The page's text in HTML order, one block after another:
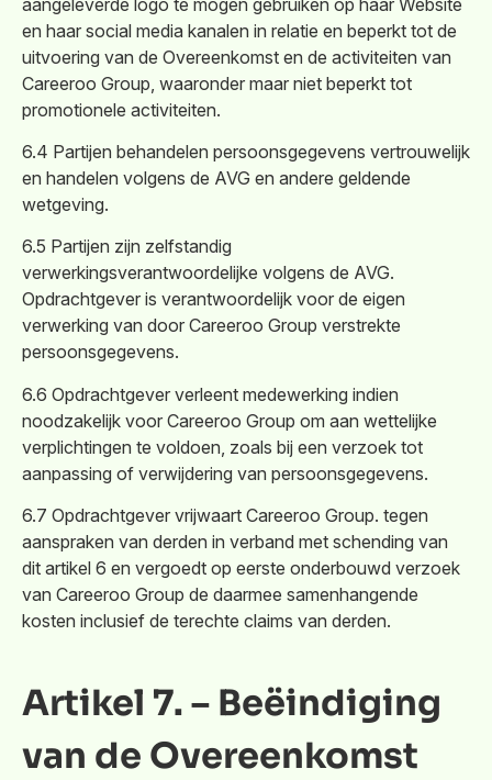
en haar social media kanalen in relatie en beperkt tot de
uitvoering van de Overeenkomst en de activiteiten van
Careeroo Group, waaronder maar niet beperkt tot
promotionele activiteiten.
6.4 Partijen behandelen persoonsgegevens vertrouwelijk
en handelen volgens de AVG en andere geldende
wetgeving.
6.5 Partijen zijn zelfstandig
verwerkingsverantwoordelijke volgens de AVG.
Opdrachtgever is verantwoordelijk voor de eigen
verwerking van door Careeroo Group verstrekte
persoonsgegevens.
6.6 Opdrachtgever verleent medewerking indien
noodzakelijk voor Careeroo Group om aan wettelijke
verplichtingen te voldoen, zoals bij een verzoek tot
aanpassing of verwijdering van persoonsgegevens.
6.7 Opdrachtgever vrijwaart Careeroo Group. tegen
aanspraken van derden in verband met schending van
dit artikel 6 en vergoedt op eerste onderbouwd verzoek
van Careeroo Group de daarmee samenhangende
kosten inclusief de terechte claims van derden.
Artikel 7. – Beëindiging
van de Overeenkomst